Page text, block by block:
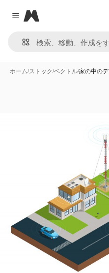
Close menu
Magnific
ホーム/ストック/ベクトル/家の中の